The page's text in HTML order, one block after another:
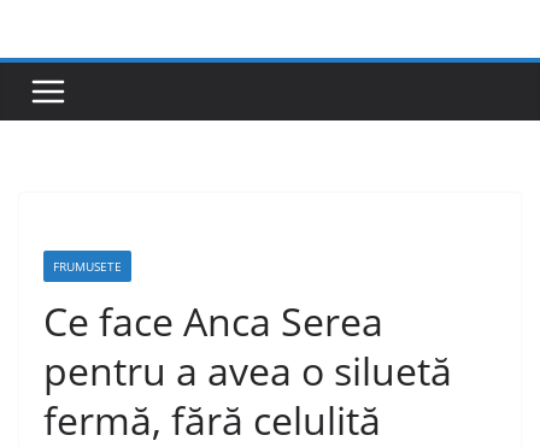
content
FRUMUSETE
Ce face Anca Serea
pentru a avea o siluetă
fermă, fără celulită